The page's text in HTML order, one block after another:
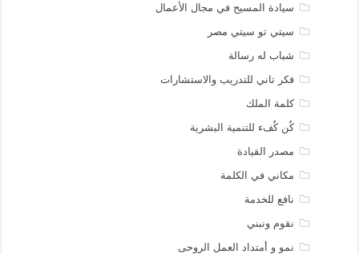
سيادة المسيح في مجال الأعمال
سيتي تو سيتي مصر
شباب له رسالة
فكر تاني للتدريب والاستشارات
كلمة الملك
كُن كُفء للتنمية البشرية
مصدر القيادة
مكاني في الكلمة
نافع للخدمة
نقوم ونبني
نمو و أمتداد العمل الروحى